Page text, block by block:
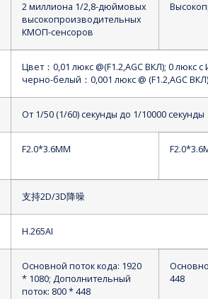
2 миллиона 1/2,8-дюймовых
высокопроизводительных
КМОП-сенсоров
Цвет： 0,01 люкс @(F1.2,AGC ВКЛ); 0 люкс с
черно-белый ： 0,001 люкс @ (F1.2,AGC
От 1/50 (1/60) секунды до 1/10000 секунды
F2.0*3.6MM
支持2D/3D降噪
H.265AI
Основной поток кода: 1920
* 1080; Дополнительный
поток: 800 * 448
448